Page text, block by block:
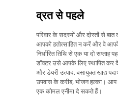
व्रत से पहले
परिवार के सदस्यों और दोस्तों से बात
आपको हतोत्साहित न करें और वे
निर्धारित तिथि से एक या दो सप्ताह
डॉक्टर उसे आपके लिए स्थापित कर
और डेयरी उत्पाद, वसायुक्त खाद्य
उपवास के करीब, भोजन हल्का।
एक कोमल एनीमा दे सकते हैं।